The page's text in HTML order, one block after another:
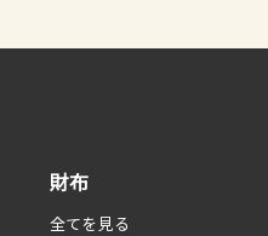
財布
全てを見る